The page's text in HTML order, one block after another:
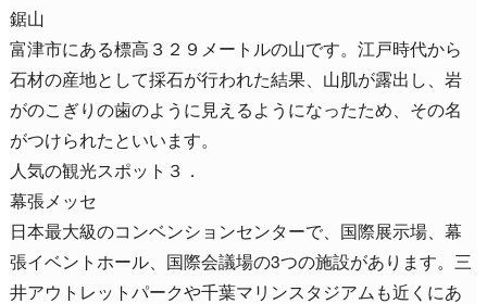
鋸山
富津市にある標高３２９メートルの山です。江戸時代から
石材の産地として採石が行われた結果、山肌が露出し、岩
がのこぎりの歯のように見えるようになったため、その名
がつけられたといいます。
人気の観光スポット３．
幕張メッセ
日本最大級のコンベンションセンターで、国際展示場、幕
張イベントホール、国際会議場の3つの施設があります。三
井アウトレットパークや千葉マリンスタジアムも近くにあ